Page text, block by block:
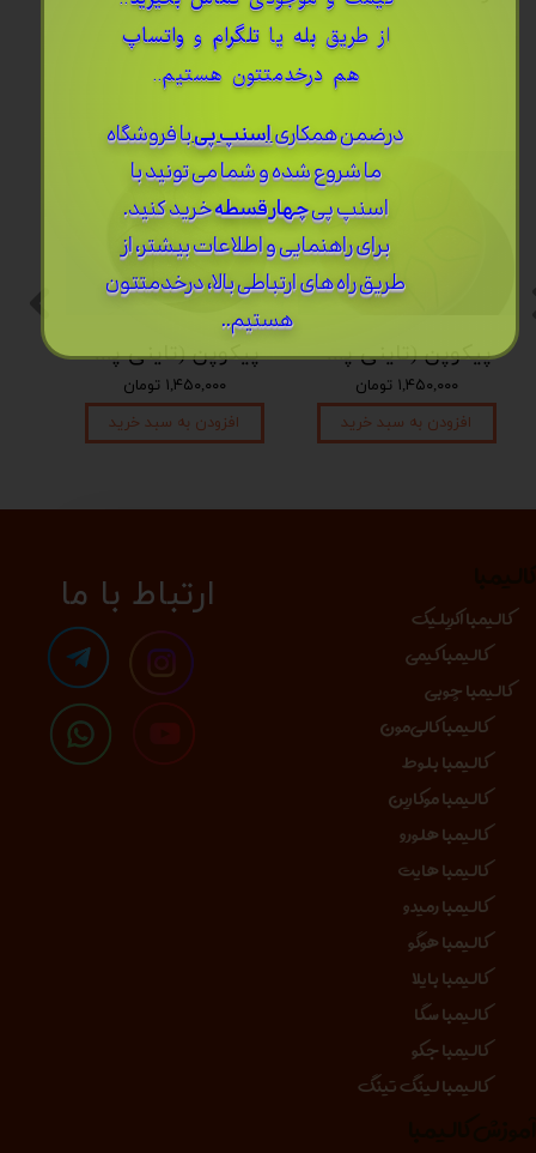
پیکوپن (تاینی پن) 6 نت برند دلکو
۱,۴۵۰,۰۰۰ تومان
افزودن به سبد خرید
پیکوپن (تاینی پن) 6 نت برند دلکو
۱,۴۵۰,۰۰۰ تومان
افزودن به سبد خرید
​​​ارتباط با ما
کالیمبا اکریلیک
کالیمبا کیمی
کالیمبا چوبی
کالیمبا کالی‌مون
کالیمبا بلوط
کالیمبا موکارین
کالیمبا هلورو
کالیمبا هایت
کالیمبا رمیدو
کالیمبا هوگو
کالیمبا بایلا
کالیمبا سگا
کالیمبا جکو
کالیمبا لینگ تینگ
از طریق بله یا تلگرام و واتساپ
هم درخدمتتون هستیم..
درضمن ​همکاریاسنپ پیبا فروشگاه
ما شروع شده و شما می تونید با
اسنپ پیچهار قسطهخرید کنید.
برای راهنمایی و اطلاعات بیشتر، از
طریق راه های ارتباطی بالا، درخدمتتون
هستیم..